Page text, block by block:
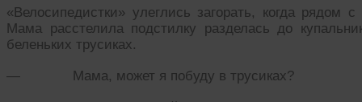
«Велосипедистки» улеглись загорать, когда
Мама расстелила подстилку разделась до
беленьких трусиках.
— Мама, может я побуду в трусиках?